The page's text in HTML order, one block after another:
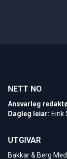
NETT NO
Ansvarleg
Dagleg leiar: Eirik
UTGIVAR
Bakkar & Berg